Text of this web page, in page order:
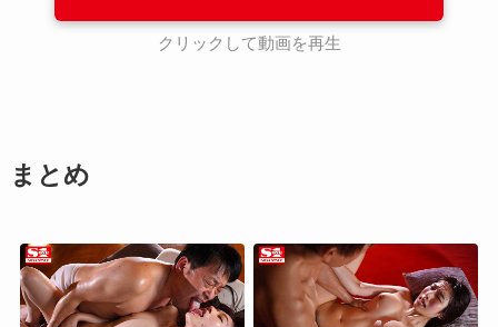
クリックして動画を再生
まとめ